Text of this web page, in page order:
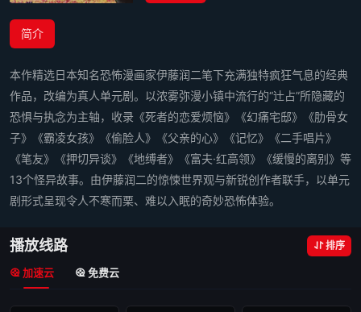
简介
本作精选日本知名恐怖漫画家伊藤润二笔下充满独特疯狂气息的经典
作品，改编为真人单元剧。以浓雾弥漫小镇中流行的“辻占”所隐藏的
恐惧与执念为主轴，收录《死者的恋爱烦恼》《幻痛宅邸》《肋骨女
子》《霸凌女孩》《偷脸人》《父亲的心》《记忆》《二手唱片》
《笔友》《押切异谈》《地缚者》《富夫·红高领》《缓慢的离别》等
13个怪异故事。由伊藤润二的惊悚世界观与新锐创作者联手，以单元
剧形式呈现令人不寒而栗、难以入眠的奇妙恐怖体验。
播放线路 排序
加速云 免费云